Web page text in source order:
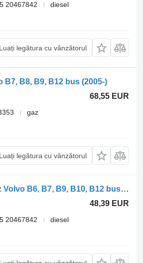
20467842
diesel
Luați legătura cu vânzătorul
B8, B9, B12 bus (2005-)
68,55 EUR
gaz
Luați legătura cu vânzătorul
Autoradio Delphi B12B (01.97-12.11) VR300 pentru autobuz Volvo B6, B7, B9, B10, B12 bus (1978-2011)
48,39 EUR
20467842
diesel